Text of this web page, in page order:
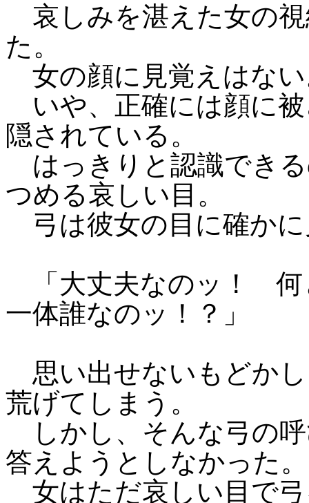
哀しみを湛えた女の
た。
女の顔に見覚えはな
いや、正確には顔に
隠されている。
はっきりと認識でき
つめる哀しい目。
弓は彼女の目に確か
「大丈夫なのッ！ 何
一体誰なのッ！？」
思い出せないもどか
荒げてしまう。
しかし、そんな弓の
答えようとしなかった。
女はただ哀しい目で